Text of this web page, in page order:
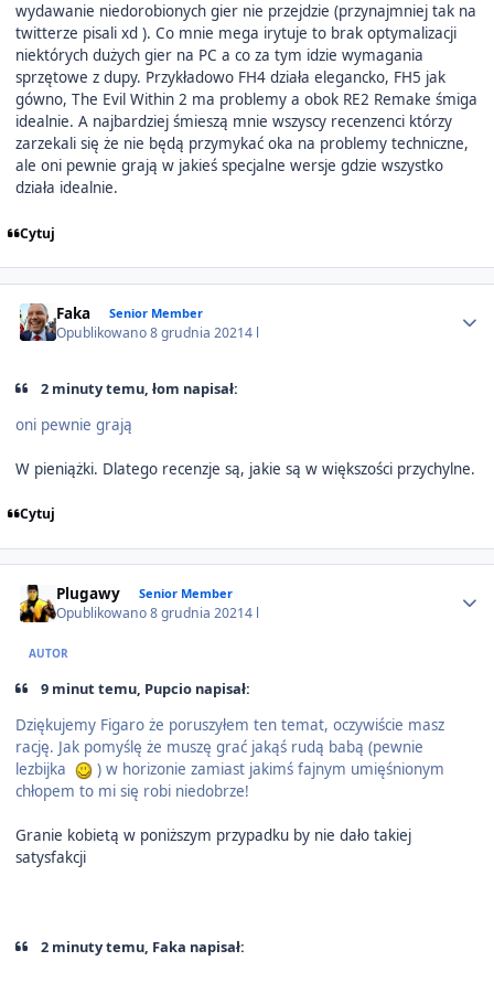
wydawanie niedorobionych gier nie przejdzie (przynajmniej tak na
twitterze pisali xd ). Co mnie mega irytuje to brak optymalizacji
niektórych dużych gier na PC a co za tym idzie wymagania
sprzętowe z dupy. Przykładowo FH4 działa elegancko, FH5 jak
gówno, The Evil Within 2 ma problemy a obok RE2 Remake śmiga
idealnie. A najbardziej śmieszą mnie wszyscy recenzenci którzy
zarzekali się że nie będą przymykać oka na problemy techniczne,
ale oni pewnie grają w jakieś specjalne wersje gdzie wszystko
działa idealnie.
Cytuj
Faka Senior Member
Opublikowano8 grudnia 20214 l
2 minuty temu, łom napisał:
oni pewnie grają
W pieniążki. Dlatego recenzje są, jakie są w większości przychylne.
Cytuj
Plugawy Senior Member
Opublikowano8 grudnia 20214 l
AUTOR
9 minut temu, Pupcio napisał:
Dziękujemy Figaro że poruszyłem ten temat, oczywiście masz
rację. Jak pomyślę że muszę grać jakąś rudą babą (pewnie
lezbijka
) w horizonie zamiast jakimś fajnym umięśnionym
chłopem to mi się robi niedobrze!
Granie kobietą w poniższym przypadku by nie dało takiej
satysfakcji
2 minuty temu, Faka napisał: